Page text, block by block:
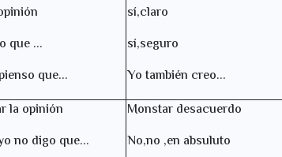
que ...
que...
sí,claro
sí,seguro
Yo también creo...
la opinión
no digo que...
Monstar desacuerdo
No,no ,en absuluto